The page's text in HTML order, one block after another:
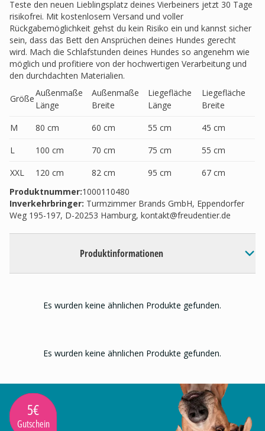
Teste den neuen Lieblingsplatz deines Vierbeiners jetzt 30 Tage
risikofrei. Mit kostenlosem Versand und voller
Rückgabemöglichkeit gehst du kein Risiko ein und kannst sicher
sein, dass das Bett den Ansprüchen deines Hundes gerecht
wird. Mach die Schlafstunden deines Hundes so angenehm wie
möglich und profitiere von der hochwertigen Verarbeitung und
den durchdachten Materialien.
Größe
Außenmaße
Länge
Außenmaße
Breite
Liegefläche
Länge
Liegefläche
Breite
M
80 cm 60 cm 55 cm
45 cm
L
100 cm 70 cm 75 cm
55 cm
XXL
120 cm 82 cm 95 cm
67 cm
Produktnummer:1000110480
Inverkehrbringer: Turmzimmer Brands GmbH, Eppendorfer
Weg 195-197, D-20253 Hamburg, kontakt@freudentier.de
Produktinformationen
Es wurden keine ähnlichen Produkte gefunden.
Es wurden keine ähnlichen Produkte gefunden.
5€
Gutschein